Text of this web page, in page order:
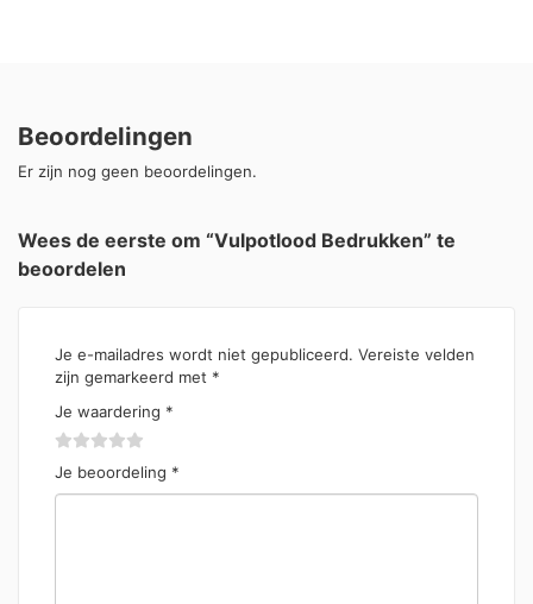
Beoordelingen
Er zijn nog geen beoordelingen.
Wees de eerste om “Vulpotlood Bedrukken” te
beoordelen
Je e-mailadres wordt niet gepubliceerd. Vereiste velden
zijn gemarkeerd met *
Je waardering *
Je beoordeling *